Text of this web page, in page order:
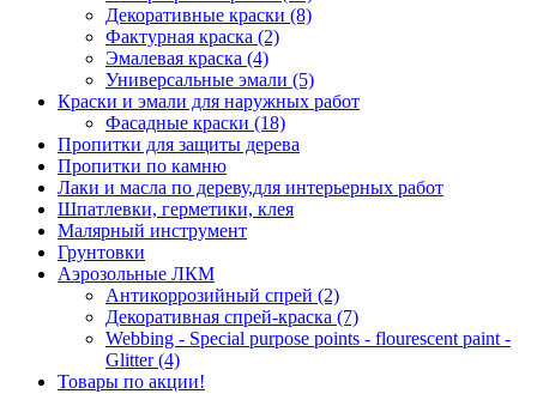
Декоративные краски (8)
Фактурная краска (2)
Эмалевая краска (4)
Универсальные эмали (5)
Краски и эмали для наружных работ
Фасадные краски (18)
Пропитки для защиты дерева
Пропитки по камню
Лаки и масла по дереву,для интерьерных работ
Шпатлевки, герметики, клея
Малярный инструмент
Грунтовки
Аэрозольные ЛКМ
Антикоррозийный спрей (2)
Декоративная спрей-краска (7)
Webbing - Special purpose points - flourescent paint -
Glitter (4)
Товары по акции!